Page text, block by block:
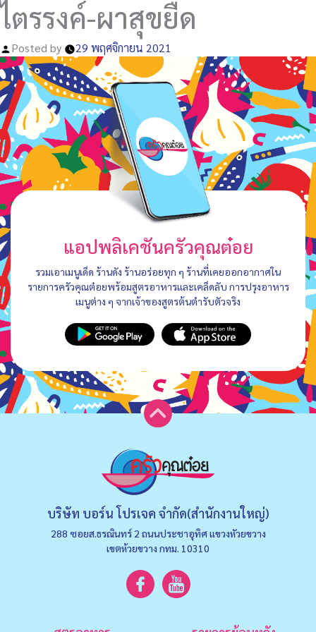
ไตรรงค์-ผาสุขยืด
Posted by 29 พฤศจิกายน 2021
แอปพลิเคชันครัวคุณต๋อย
รวมเอาเมนูเด็ด ร้านดัง ร้านอร่อยทุก ๆ ร้านที่เคยออกอากาศใน
รายการครัวคุณต๋อยพร้อมสูตรอาหารและเคล็ดลับ การปรุงอาหาร
เมนูต่าง ๆ จากเจ้าของสูตรต้นตำรับตัวจริง
บริษัท บอร์น โปรเจค จำกัด(สำนักงานใหญ่)
288 ซอยส.ธรณินทร์ 2 ถนนประชาอุทิศ แขวงหัวยขวาง
เขตห้วยขวาง กทม. 10310